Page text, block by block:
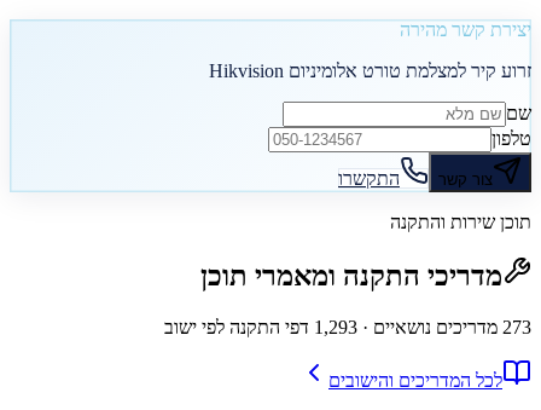
יצירת קשר מהירה
זרוע קיר למצלמת טורט אלומיניום Hikvision
שם
טלפון
צור קשר התקשרו
תוכן שירות והתקנה
מדריכי התקנה ומאמרי תוכן
273 מדריכים נושאיים · 1,293 דפי התקנה לפי ישוב
לכל המדריכים והישובים